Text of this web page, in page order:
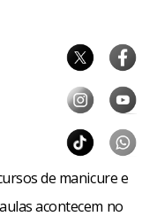
de manicure e
acontecem no